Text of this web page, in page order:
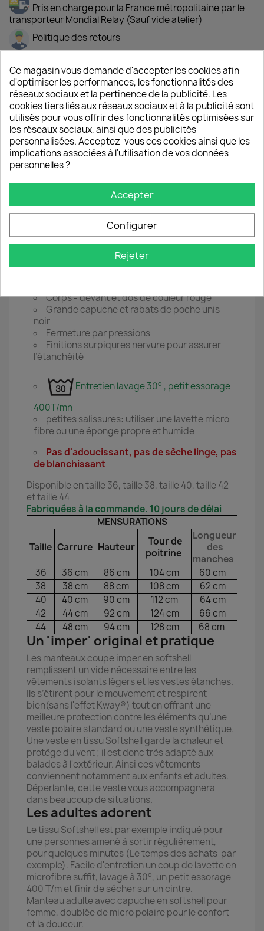
Pris en charge pour la France métropolitaine par le
transporteur Mondial Relay (Sauf vide atelier)
Politique des retours
Description Détails du produit
Imper coupe évasée Rouge et
noir outdoor
Original ne craignant pas la pluie
Manteau outdoor
montées, imperméable avec capuche pour
femme en softshell, matière déperlante, souple,
respirante et coupe-vent.
Corps de couleurRouge
Manches, capuche et rabats de poche de
couleurNoire
Corps - devant et dos de couleur rouge '
Grande capuche et rabats de poche unis -
noir-
Fermeture par pressions
Finitions surpiqures nervure pour assurer
l’étanchéité
Entretien lavage 30° , petit essorage
400T/mn
petites salissures: utiliser une lavette micro
fibre ou une éponge propre et humide
Pas d'adoucissant, pas de sèche linge, pas
de blanchissant
Disponible en taille 36, taille 38, taille 40, taille 42
et taille 44
Fabriquées à la commande. 10 jours de délai
MENSURATIONS
Taille Carrure Hauteur
Tour de
poitrine
Longueur
des
manches
36
36 cm 86 cm 104 cm
60 cm
38
38 cm 88 cm 108 cm
62 cm
40
40 cm 90 cm 112 cm
64 cm
42
44 cm 92 cm 124 cm
66 cm
44
48 cm 94 cm 128 cm 68 cm
Un 'imper' original et pratique
Les manteaux coupe imper en softshell
remplissent un vide nécessaire entre les
vêtements isolants légers et les vestes étanches.
Ils s’étirent pour le mouvement et respirent
bien(sans l'effet Kway®) tout en offrant une
meilleure protection contre les éléments qu’une
veste polaire standard ou une veste synthétique.
Une veste en tissu Softshell garde la chaleur et
protège du vent ; il est donc très adapté aux
balades à l'extérieur. Ainsi ces vêtements
conviennent notamment aux enfants et adultes.
Déperlante, cette veste vous accompagnera
dans beaucoup de situations.
Les adultes adorent
Le tissu Softshell est par exemple indiqué pour
une personnes amené à sortir régulièrement,
pour quelques minutes (Le temps des achats par
exemple). Facile d'entretien un coup de lavette en
microfibre suffit, lavage à 30°, un petit essorage
400 T/m et finir de sécher sur un cintre.
Manteau adulte avec capuche en softshell pour
femme, doublée de micro polaire pour le confort
et la douceur.
Ce magasin vous demande d'accepter les cookies afin
d'optimiser les performances, les fonctionnalités des
réseaux sociaux et la pertinence de la publicité. Les
cookies tiers liés aux réseaux sociaux et à la publicité sont
utilisés pour vous offrir des fonctionnalités optimisées sur
les réseaux sociaux, ainsi que des publicités
personnalisées. Acceptez-vous ces cookies ainsi que les
implications associées à l'utilisation de vos données
personnelles ?
Accepter
Configurer
Rejeter